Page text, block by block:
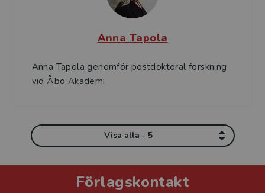
Anna Tapola
Anna Tapola genomför postdoktoral forskning
vid Åbo Akademi.
Visa alla - 5
Förlagskontakt